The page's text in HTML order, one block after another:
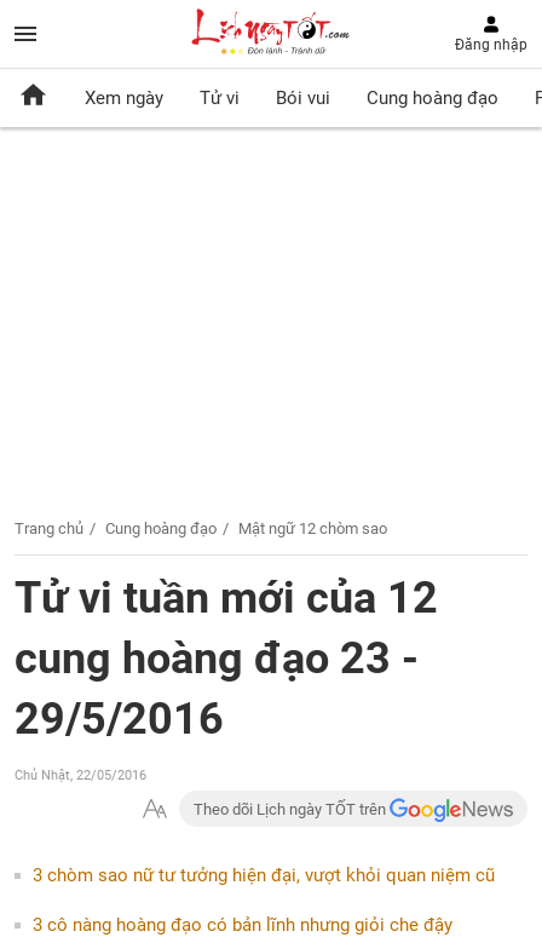
Đăng nhập
Xem ngày Tử vi Bói vui Cung hoàng đạo
Trang chủ Cung hoàng đạo Mật ngữ 12 chòm sao
Tử vi tuần mới của 12
cung hoàng đạo 23 -
29/5/2016
Chủ Nhật, 22/05/2016
Theo dõi Lịch ngày TỐT trên
3 chòm sao nữ tư tưởng hiện đại, vượt khỏi quan niệm cũ
3 cô nàng hoàng đạo có bản lĩnh nhưng giỏi che đậy